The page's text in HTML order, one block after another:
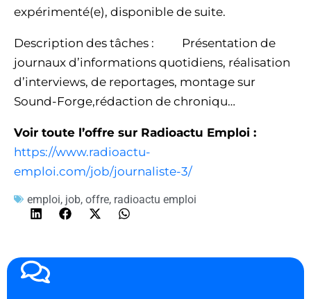
expérimenté(e), disponible de suite.
Description des tâches : Présentation de
journaux d’informations quotidiens, réalisation
d’interviews, de reportages, montage sur
Sound-Forge,rédaction de chroniqu…
Voir toute l’offre sur Radioactu Emploi :
https://www.radioactu-
emploi.com/job/journaliste-3/
emploi, job, offre, radioactu emploi